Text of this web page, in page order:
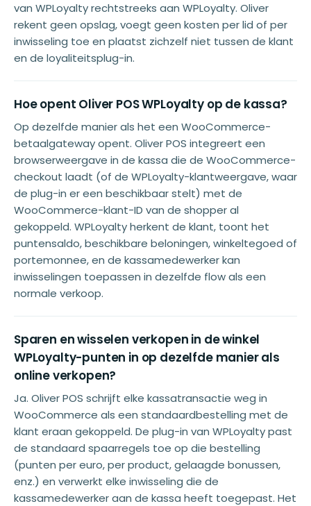
van WPLoyalty rechtstreeks aan WPLoyalty. Oliver
rekent geen opslag, voegt geen kosten per lid of per
inwisseling toe en plaatst zichzelf niet tussen de klant
en de loyaliteitsplug-in.
Hoe opent Oliver POS WPLoyalty op de kassa?
Op dezelfde manier als het een WooCommerce-
betaalgateway opent. Oliver POS integreert een
browserweergave in de kassa die de WooCommerce-
checkout laadt (of de WPLoyalty-klantweergave, waar
de plug-in er een beschikbaar stelt) met de
WooCommerce-klant-ID van de shopper al
gekoppeld. WPLoyalty herkent de klant, toont het
puntensaldo, beschikbare beloningen, winkeltegoed of
portemonnee, en de kassamedewerker kan
inwisselingen toepassen in dezelfde flow als een
normale verkoop.
Sparen en wisselen verkopen in de winkel
WPLoyalty-punten in op dezelfde manier als
online verkopen?
Ja. Oliver POS schrijft elke kassatransactie weg in
WooCommerce als een standaardbestelling met de
klant eraan gekoppeld. De plug-in van WPLoyalty past
de standaard spaarregels toe op die bestelling
(punten per euro, per product, gelaagde bonussen,
enz.) en verwerkt elke inwisseling die de
kassamedewerker aan de kassa heeft toegepast. Het